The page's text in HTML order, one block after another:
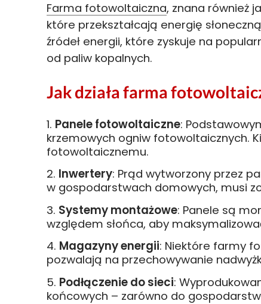
Farma fotowoltaiczna, znana również
które przekształcają energię
źródeł energii, które zyskuje na
od paliw kopalnych.
Jak działa farma
Panele fotowoltaiczne:
krzemowych ogniw fotowoltaicznych.
fotowoltaicznemu.
Inwertery: Prąd wytworzony przez
w gospodarstwach domowych, musi
Systemy montażowe: Panele są
względem słońca, aby
Magazyny energii: Niektóre farmy
pozwalają na przechowywanie
Podłączenie do sieci:
końcowych – zarówno do